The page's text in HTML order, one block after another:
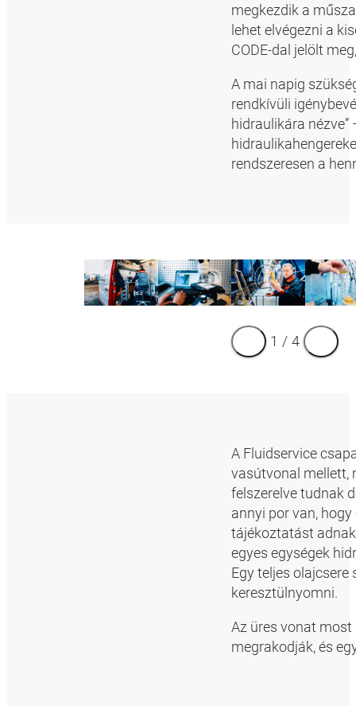
megkezdik a
lehet elvégezni a
CODE-dal jelölt
A mai napig
rendkívüli
hidraulikára
rendszeresen a
1 / 4
A Fluidservice
vasútvonal mellett,
felszerelve tudnak
annyi por van,
tájékoztatást
egyes egységek
Egy teljes
keresztülnyomni.
Az üres vonat
megrakodják, és